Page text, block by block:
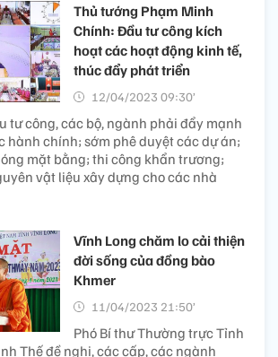
Thủ tướng Phạm Minh
Chính: Đầu tư công kích
hoạt các hoạt động kinh tế,
thúc đẩy phát triển
12/04/2023 09:30’
tư công, các bộ, ngành phải đẩy mạnh
hành chính; sớm phê duyệt các dự án;
mặt bằng; thi công khẩn trương;
vật liệu xây dựng cho các nhà
Vĩnh Long chăm lo cải thiện
đời sống của đồng bào
Khmer
11/04/2023 21:50’
Phó Bí thư Thường trực Tỉnh
Thế đề nghị, các cấp, các ngành